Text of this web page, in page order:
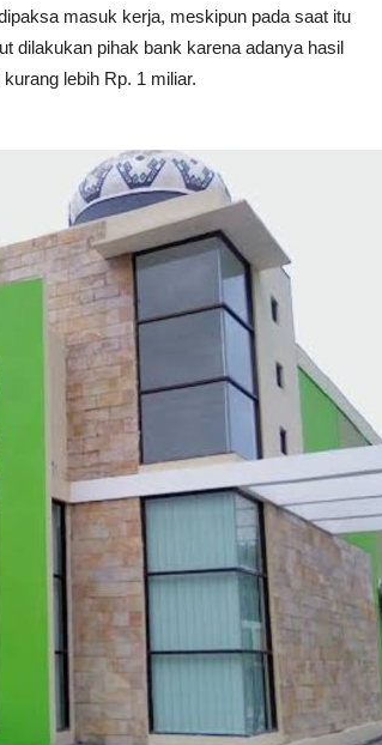
masuk kerja, meskipun pada saat itu
dilakukan pihak bank karena adanya hasil
lebih Rp. 1 miliar.